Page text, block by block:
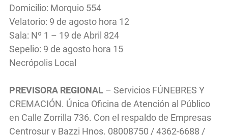
Domicilio: Morquio 554
Velatorio: 9 de agosto hora 12
Sala: Nº 1 – 19 de Abril 824
Sepelio: 9 de agosto hora 15
Necrópolis Local
PREVISORA REGIONAL – Servicios FÚNEBRES Y
CREMACIÓN. Única Oficina de Atención al Público
en Calle Zorrilla 736. Con el respaldo de Empresas
Centrosur y Bazzi Hnos. 08008750 / 4362-6688 /